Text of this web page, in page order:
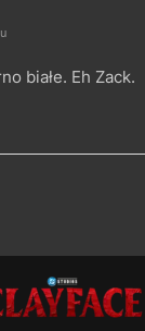
białe. Eh Zack.